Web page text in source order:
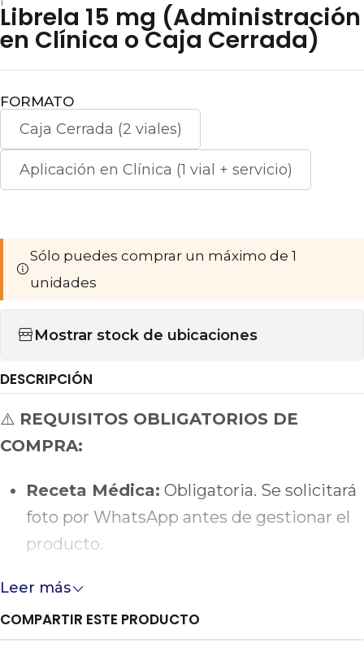
Librela 15 mg (Administración
en Clínica o Caja Cerrada)
FORMATO
Caja Cerrada (2 viales)
Aplicación en Clínica (1 vial + servicio)
Sólo puedes comprar un máximo de 1
unidades
Mostrar stock de ubicaciones
DESCRIPCIÓN
⚠️ REQUISITOS OBLIGATORIOS DE
COMPRA:
Receta Médica: Obligatoria. Se solicitará
foto por WhatsApp antes de gestionar el
producto.
Requiere cadena de frío estricta.
Retiro: Exclusivo en Providencia. Traer
Leer más
COMPARTIR ESTE PRODUCTO